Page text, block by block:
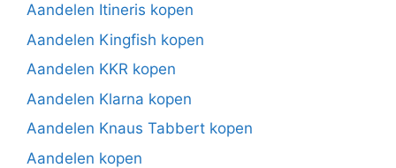
Aandelen Itineris kopen
Aandelen Kingfish kopen
Aandelen KKR kopen
Aandelen Klarna kopen
Aandelen Knaus Tabbert kopen
Aandelen kopen